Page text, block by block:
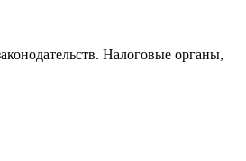
Налоговые органы,